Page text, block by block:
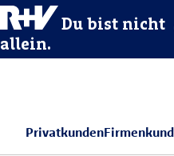
Du bist nicht
allein.
Privatkunden